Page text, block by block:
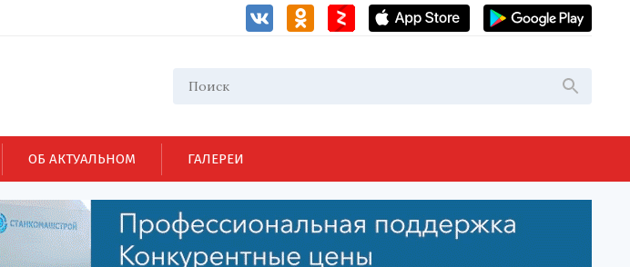
ОБ АКТУАЛЬНОМ ГАЛЕРЕИ